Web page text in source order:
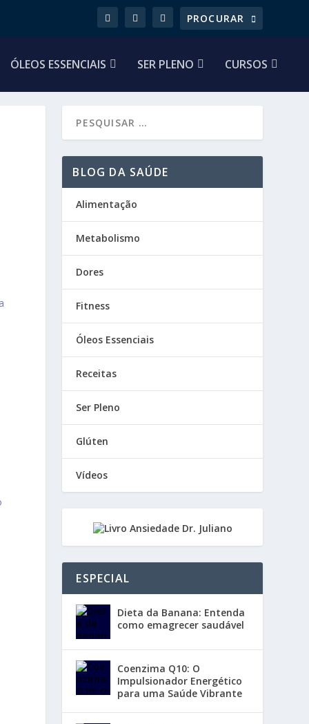
ÓLEOS ESSENCIAIS SER PLENO CURSOS
BLOG DA SAÚDE
Alimentação
Metabolismo
Dores
Fitness
Óleos Essenciais
Receitas
Ser Pleno
Glúten
Vídeos
ESPECIAL
Dieta da Banana: Entenda
como emagrecer saudável
Coenzima Q10: O
Impulsionador Energético
para uma Saúde Vibrante